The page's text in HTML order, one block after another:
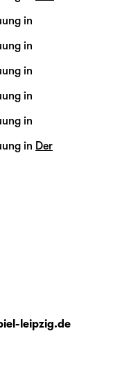
in
in
in
in
in
in Der
leipzig.de